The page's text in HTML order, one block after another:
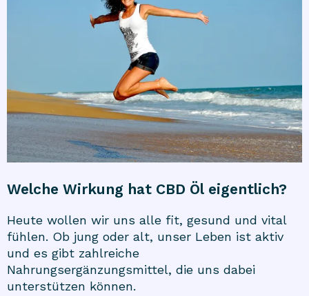
Welche Wirkung hat CBD Öl eigentlich?
Heute wollen wir uns alle fit, gesund und vital
fühlen. Ob jung oder alt, unser Leben ist aktiv
und es gibt zahlreiche
Nahrungsergänzungsmittel, die uns dabei
unterstützen können.